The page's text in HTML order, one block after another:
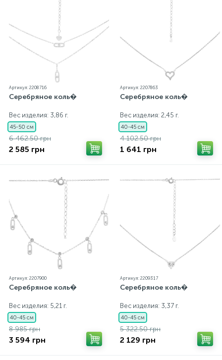
Артикул: 2208716
Серебряное коль�
Вес изделия: 3,86 г.
45-50 см
6 462.50 грн
2 585 грн
Артикул: 2207863
Серебряное коль�
Вес изделия: 2,45 г.
40-45 см
4 102.50 грн
1 641 грн
Артикул: 2207900
Серебряное коль�
Вес изделия: 5,21 г.
40-45 см
8 985 грн
3 594 грн
Артикул: 2209317
Серебряное коль�
Вес изделия: 3,37 г.
40-45 см
5 322.50 грн
2 129 грн